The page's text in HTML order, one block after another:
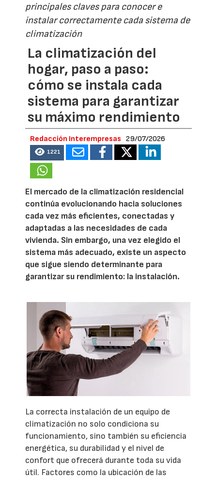
principales claves para conocer e
instalar correctamente cada sistema de
climatización
La climatización del
hogar, paso a paso:
cómo se instala cada
sistema para garantizar
su máximo rendimiento
Redacción Interempresas 29/07/2026
1221
El mercado de la climatización residencial
continúa evolucionando hacia soluciones
cada vez más eficientes, conectadas y
adaptadas a las necesidades de cada
vivienda. Sin embargo, una vez elegido el
sistema más adecuado, existe un aspecto
que sigue siendo determinante para
garantizar su rendimiento: la instalación.
La correcta instalación de un equipo de
climatización no solo condiciona su
funcionamiento, sino también su eficiencia
energética, su durabilidad y el nivel de
confort que ofrecerá durante toda su vida
útil. Factores como la ubicación de las